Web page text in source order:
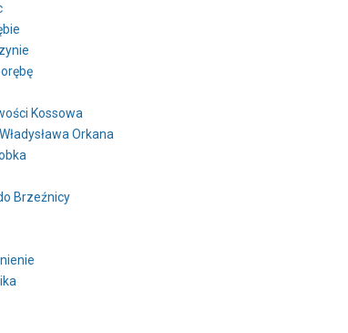
Kossowa
Orkana
Brzeźnicy